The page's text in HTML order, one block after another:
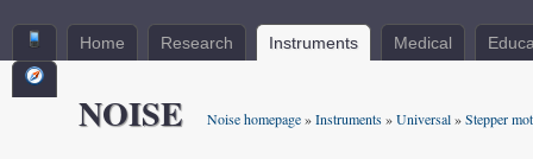
Home Research Instruments Medical
NOISE Noise homepage»Instruments»Universal»Stepper